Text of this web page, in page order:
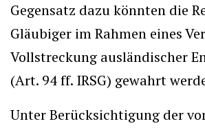
Gegensatz dazu könnten die
Gläubiger im Rahmen eines
Vollstreckung ausländischer
(Art. 94 ff. IRSG) gewahrt
Unter Berücksichtigung der